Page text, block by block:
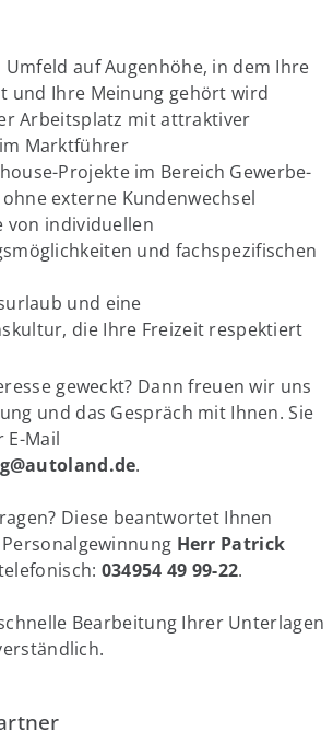
Umfeld auf Augenhöhe, in dem Ihre
und Ihre Meinung gehört wird
Arbeitsplatz mit attraktiver
Marktführer
Projekte im Bereich Gewerbe-
externe Kundenwechsel
von individuellen
und fachspezifischen
und eine
die Ihre Freizeit respektiert
geweckt? Dann freuen wir uns
und das Gespräch mit Ihnen. Sie
E-Mail
.
Diese beantwortet Ihnen
Herr Patrick
034954 49 99-22.
Bearbeitung Ihrer Unterlagen